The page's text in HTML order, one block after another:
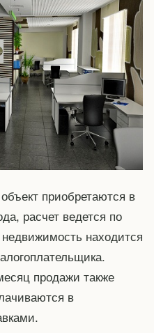
приобретаются в
расчет ведется по
находится
продажи также
в